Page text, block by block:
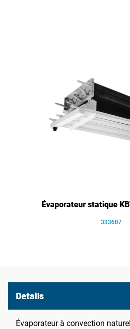
Évaporateur statique
333607
Details
Évaporateur à convection